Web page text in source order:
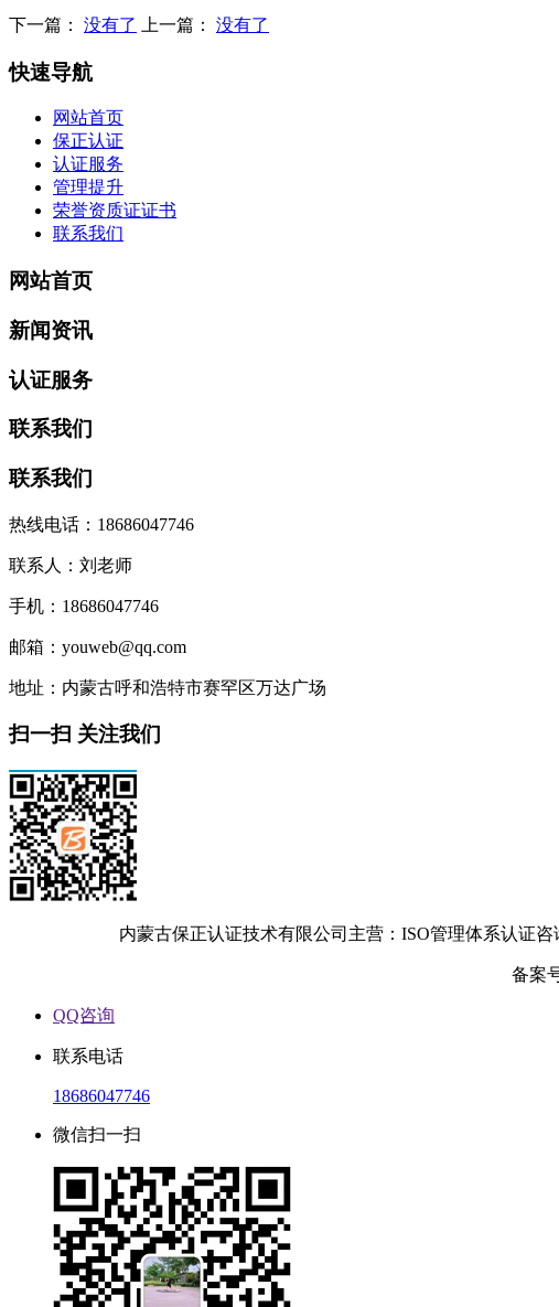
下一篇： 没有了 上一篇： 没有了
快速导航
网站首页
保正认证
认证服务
管理提升
荣誉资质证证书
联系我们
网站首页
新闻资讯
认证服务
联系我们
联系我们
热线电话：18686047746
联系人：刘老师
手机：18686047746
邮箱：youweb@qq.com
地址：内蒙古呼和浩特市赛罕区万达广场
扫一扫 关注我们
内蒙古保正认证技术有限公司主营：ISO管理体系认证
备案
QQ咨询
联系电话
18686047746
微信扫一扫